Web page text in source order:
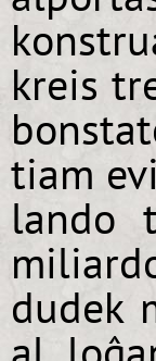
kreis
tiam
lando
dudek